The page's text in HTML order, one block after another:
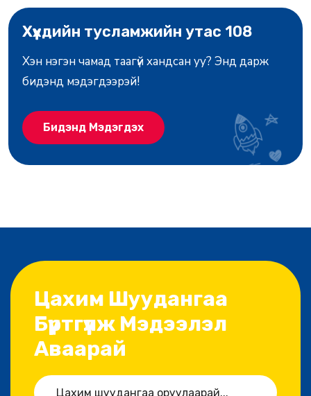
Хүүхдийн тусламжийн утас 108
Хэн нэгэн чамад таагүй хандсан уу? Энд дарж
бидэнд мэдэгдээрэй!
Бидэнд Мэдэгдэх
Цахим Шуудангаа
Бүртгүүлж Мэдээлэл
Аваарай